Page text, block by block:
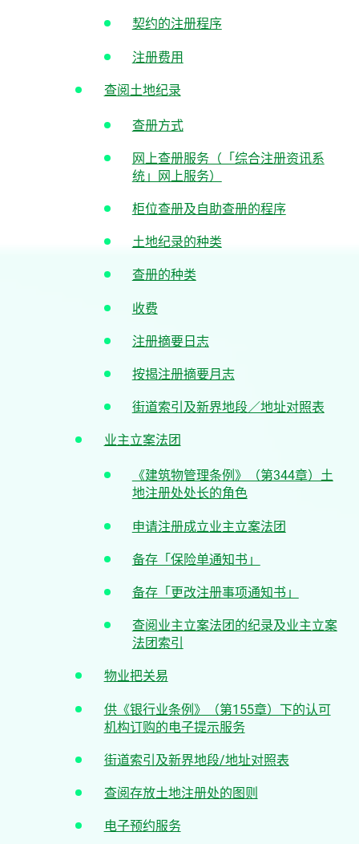
契约的注册程序
注册费用
查阅土地纪录
查册方式
网上查册服务（「综合注册资讯系
统」网上服务）
柜位查册及自助查册的程序
土地纪录的种类
查册的种类
收费
注册摘要日志
按揭注册摘要月志
街道索引及新界地段／地址对照表
业主立案法团
《建筑物管理条例》（第344章）土
地注册处处长的角色
申请注册成立业主立案法团
备存「保险单通知书」
备存「更改注册事项通知书」
查阅业主立案法团的纪录及业主立案
法团索引
物业把关易
供《银行业条例》（第155章）下的认可
机构订购的电子提示服务
街道索引及新界地段/地址对照表
查阅存放土地注册处的图则
电子预约服务